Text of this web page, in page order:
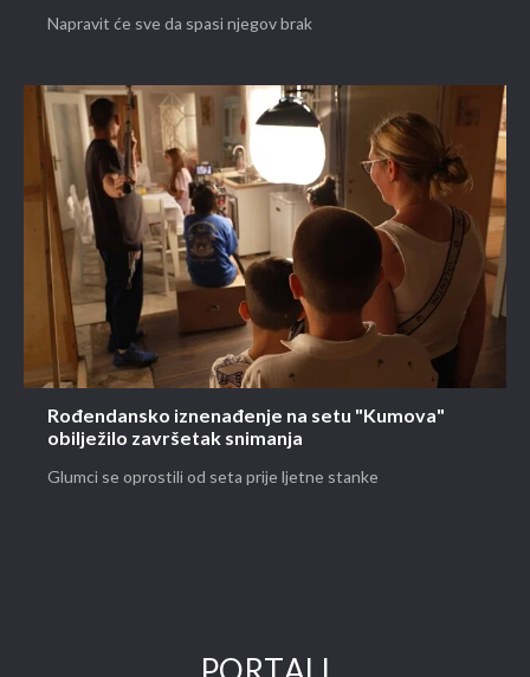
Napravit će sve da spasi njegov brak
Rođendansko iznenađenje na setu "Kumova"
obilježilo završetak snimanja
Glumci se oprostili od seta prije ljetne stanke